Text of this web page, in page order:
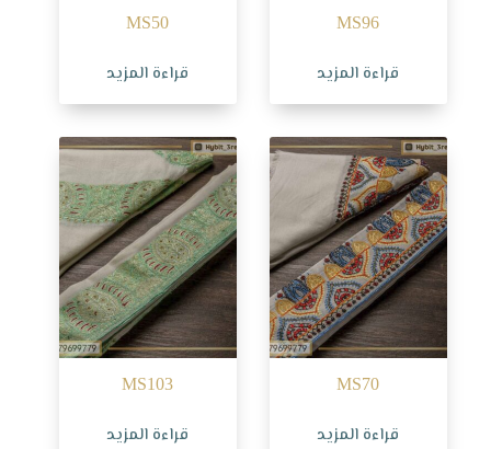
MS96
قراءة المزيد
MS50
قراءة المزيد
MS70
قراءة المزيد
MS103
قراءة المزيد